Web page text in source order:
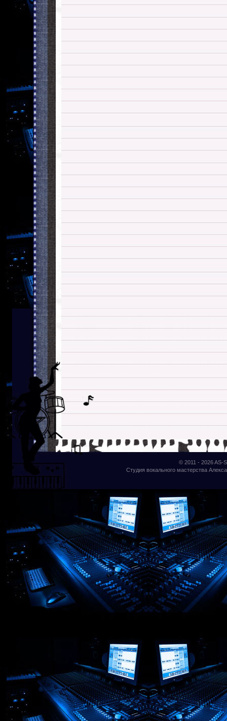
© 2011 - 2026AS-
Студия вокального мастерства